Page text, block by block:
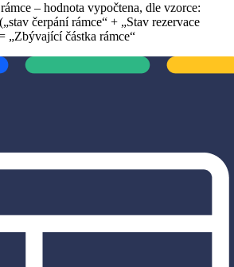
– hodnota vypočtena, dle vzorce:
čerpání rámce“ + „Stav rezervace
„Zbývající částka rámce“